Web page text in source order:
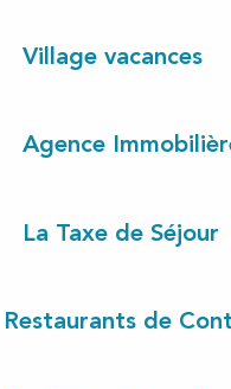
Village vacances
Agence
La Taxe de Séjour
Restaurants de
Lacs
Born